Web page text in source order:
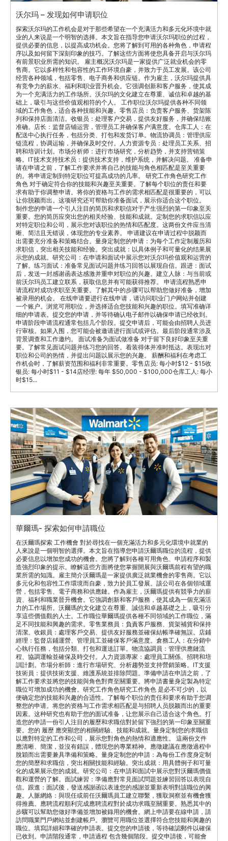
沃尔玛 – 发现如何申请职位
探索沃尔玛的工作机会是对于那些希望在一个充满活力和多元化环境中就
业的人来说是一个明智的选择。本文旨在指导您申请沃尔玛职位的过程，
提供必要的信息，以提高成功机会。您将了解到可用的各种角色，申请程
序以及如何留下深刻印象的技巧。了解这些方面将使您具备开启与沃尔玛
有前景职业所需的知识。 雇主概况沃尔玛是一家提供广泛就业机会的零
售商。它以多样性和包容性的工作环境自豪，并致力于员工发展。该公司
经营各种领域，包括零售、电子商务和供应链。作为雇主，沃尔玛提供具
有竞争力的薪水、福利和职业晋升机会。它强调创新和客户服务，使其成
为一个充满活力的工作场所。沃尔玛的文化建立在尊重、诚信和卓越的基
础上，吸引与这些价值观相符的个人。 工作职位沃尔玛提供各种不同领
域的工作角色，适合各种技能和兴趣。零售店员：负责客户服务、货架陈
列和保持店面清洁。收银员：处理客户交易，提供友好服务，并确保结账
准确。店长：监督店铺运营，管理员工并确保客户满意度。仓库工人：在
配送中心执行任务，包括分类、打包和发货订单。物流协调员：管理供应
链流程，协调运输，并确保及时交付。人力资源专员：处理员工关系、招
聘和培训计划。市场分析师：进行市场研究，分析趋势，并支持营销策
略。IT技术支持技术员：提供技术支持，维护系统，并解决问题。 准备申
请在申请之前，了解工作要求并将自己的技能与角色相匹配是至关重要
的。将申请定制到特定职位可提高成功的几率。 研究工作角色研究工作
角色 对于确定符合你的技能和兴趣至关重要。了解每个职位的责任和要
求有助于你调整申请。将你的资格与工作的需求相匹配是很重要的，可以
让你脱颖而出。这项研究还可帮助你准备面试，展示你适合这个职位。
制作您的申请一个引人注目的简历和求职信对于产生强烈的第一印象至关
重要。您的简历应突出您的相关经验、技能和成就。定制您的求职信以应
对特定职位和公司，展示您对该职位的热情和匹配度。这两份文件应当清
晰、简洁且无错误，体现您的专业素养。 申请建议在申请过程中脱颖而
出需要充分准备和策略结合。量身定制您的申请：为每个工作定制履历和
求职信，突出相关技能和经验。突出成就：以具体例子和可量化的结果展
示您的成就。研究公司：在申请和面试中展示您对沃尔玛价值观和运营的
了解。练习面试：准备常见面试问题并练习回答以展现自信。跟进：面试
后，发送一封感谢函表达感激并重申对职位的兴趣。建立人脉：与当前或
前沃尔玛员工建立联系，获取信息并有可能获得推荐。 申请流程熟悉申
请流程对成功求职至关重要。了解其中的步骤可以帮助您做好准备，增加
被录用的机会。 在线申请要进行在线申请，请访问职业门户网站并创建
一个账户。浏览可用职位，并选择适合您技能和兴趣的职位。填写准确详
细的申请表。提交您的申请，并等待确认电子邮件以确保申请已经收到。
申请阶段申请流程通常包括几个阶段。提交申请后，可能会由招聘人员进
行审核。如果入围，您可能会被邀请进行面试或评估。最后阶段通常涉及
背景调查和工作邀约。 面试准备为面试做准备 对于留下良好印象至关重
要。了解常见面试问题并练习您的回答。着装得体并准时抵达。表现出对
职位和公司的热情，并提出问题以展示您的兴趣。 薪酬和福利在考虑工
作机会时，了解薪资范围和福利非常重要。零售店员: 每小时$12 - $15收
银员: 每小时$11 - $14店经理: 每年 $50,000 - $100,000仓库工人: 每小
时$15...
華爾瑪- 探索如何申請職位
在沃爾瑪探索 工作機會 對於尋找在一個充滿活力和多元化環境中就業的
人來說是一個明智的選擇。本文旨在指導您申請沃爾瑪職位的流程，提供
必要信息以增加您成功的機會。您將了解到各種可用角色、申請程序和製
造強烈印象的提示。瞭解這些方面將使您掌握開展與沃爾瑪前程有望的職
業所需的知識。雇主簡介沃爾瑪是一家提供廣泛就業機會的零售商。它以
多元化和包容性工作環境而自豪，致力於員工發展。該公司在各個領域運
營，包括零售、電子商務和供應鏈。作為雇主，沃爾瑪提供有競爭力的薪
資、福利和職業晉升機會。它強調創新和客戶服務，使其成為一個充滿活
力的工作場所。沃爾瑪的文化建立在尊重、誠信和卓越基礎之上，吸引分
享這些價值觀的人士。工作職位華爾瑪提供各種不同領域的工作職位，滿
足不同技能和興趣的需求。零售業務員：負責客戶服務、貨架補貨和保持
清潔。收銀員：處理客戶交易、提供友好服務並確保結帳準確無誤。店鋪
經理：監督店鋪運營、管理員工並確保客戶滿意度。倉務工人：在分銷中
心執行任務，包括分類、打包和運送訂單。物流協調員：管理供應鏈流
程、協調運輸並確保及時交付。人力資源專家：處理員工關係、招聘和培
訓計劃。市場分析師：進行市場研究、分析趨勢並支持營銷策略。IT支援
技術員：提供技術支援、維護系統並排除問題。準備申請在申請之前，了
解工作要求並將您的技能與角色對齊至關重要。將申請書量身定製為特定
職位可增加成功的機會。研究工作角色研究工作角色 是必不可少的，以
便确定您的技能和兴趣的合适性。了解每个职位的责任和要求有助于您调
整您的申请。将您的资格与工作需求相匹配是与招聘人员脱颖而出的重要
因素。这种研究也有助于您的面试准备，让您展示自己适合这个角色。打
造您的申請一份引人注目的履歷和求職信對於留下強烈的第一印象至關重
要。您的 履歷 應突顯您的相關經驗、技能和成就。量身定制您的求職信
以應對特定的工作和公司，展示您對角色的熱情和適應性。 這兩份文件
應清晰、簡潔，並沒有錯誤，體現您的專業精神。應徵建議在應徵過程中
脫穎而出需要兼具準備和策略。量身定制您的申請：為每份工作度身定制
您的簡歷和求職信，突出相關技能和經驗。突出成就：用具體例子和可量
化的成果展示您的成就。研究公司：在申請和面試中展示您對沃爾瑪價值
觀和運營的了解。面試練習：準備應對常見面試問題並練習回答以表現自
信。跟進：面試後，發送感謝函以表達您的感謝並重新表明對該職位的興
趣。人脈網絡：與現任或前任沃爾瑪員工建立聯繫，獲取洞察並有機會獲
得推薦。應聘流程順利完成應聘流程對於成功求職至關重要。熟悉其中的
步驟可以幫助您做好準備並增加被錄用的機會。網上申請要在線申請，請
訪問職業門戶網站並創建帳戶。瀏覽可用職位並選擇符合您技能和興趣的
職位。填寫詳細和準確的申請表。提交您的申請後，等待確認郵件以確保
已收到。申請階段通常，申請過程 包含幾個階段。提交申請後，可能會